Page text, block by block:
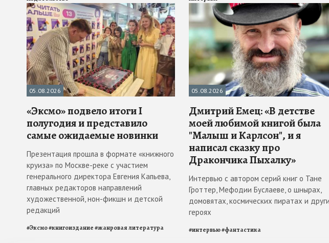
05.08.2026
«Эксмо» подвело итоги I
полугодия и представило
самые ожидаемые новинки
Презентация прошла в формате «книжного
круиза» по Москве-реке с участием
генерального директора Евгения Капьева,
главных редакторов направлений
художественной, нон-фикшн и детской
редакций
#Эксмо#книгоиздание#жанровая литература
05.08.2026
Дмитрий Емец: «В детстве
моей любимой книгой была
"Малыш и Карлсон", и я
написал сказку про
Дракончика Пыхалку»
Интервью с автором серий книг о Тане
Гроттер, Мефодии Буслаеве, о шнырах,
домовятах, космических пиратах и
героях
#интервью#фантастика